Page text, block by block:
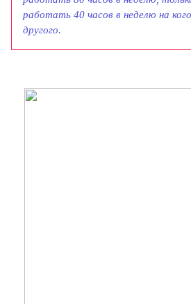
работать 40 часов в неделю на
другого.